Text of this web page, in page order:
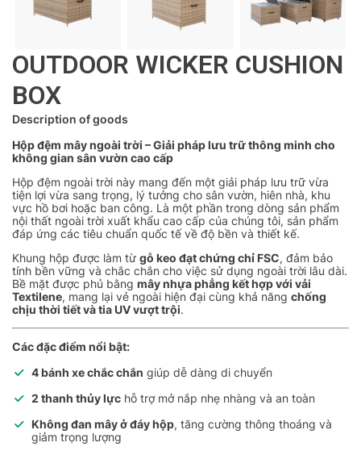
OUTDOOR WICKER CUSHION
BOX
Description of goods
Hộp đệm mây ngoài trời – Giải pháp lưu trữ thông minh cho
không gian sân vườn cao cấp
Hộp đệm ngoài trời này mang đến một giải pháp lưu trữ vừa
tiện lợi vừa sang trọng, lý tưởng cho sân vườn, hiên nhà, khu
vực hồ bơi hoặc ban công. Là một phần trong dòng sản phẩm
nội thất ngoài trời xuất khẩu cao cấp của chúng tôi, sản phẩm
đáp ứng các tiêu chuẩn quốc tế về độ bền và thiết kế.
Khung hộp được làm từ gỗ keo đạt chứng chỉ FSC, đảm bảo
tính bền vững và chắc chắn cho việc sử dụng ngoài trời lâu dài.
Bề mặt được phủ bằng mây nhựa phẳng kết hợp với vải
Textilene, mang lại vẻ ngoài hiện đại cùng khả năng chống
chịu thời tiết và tia UV vượt trội.
Các đặc điểm nổi bật:
4 bánh xe chắc chắn giúp dễ dàng di chuyển
2 thanh thủy lực hỗ trợ mở nắp nhẹ nhàng và an toàn
Không đan mây ở đáy hộp, tăng cường thông thoáng và
giảm trọng lượng